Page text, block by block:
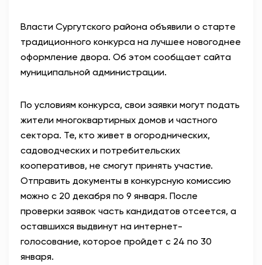
Власти Сургутского района объявили о старте
традиционного конкурса на лучшее новогоднее
оформление двора. Об этом сообщает сайта
муниципальной администрации.
По условиям конкурса, свои заявки могут подать
жители многоквартирных домов и частного
сектора. Те, кто живет в огороднических,
садоводческих и потребительских
кооперативов, не смогут принять участие.
Отправить документы в конкурсную комиссию
можно с 20 декабря по 9 января. После
проверки заявок часть кандидатов отсеется, а
оставшихся выдвинут на интернет-
голосование, которое пройдет с 24 по 30
января.